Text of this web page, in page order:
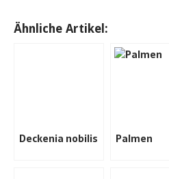
Ähnliche Artikel:
Deckenia nobilis Palmen